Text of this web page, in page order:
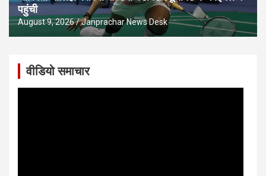
पहुंची
August 9, 2026 Janprachar News Desk
वीडियो समाचार